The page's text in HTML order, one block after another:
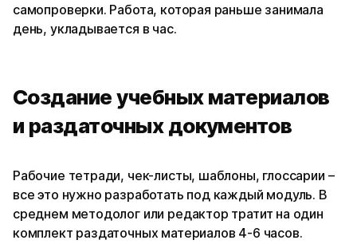
самопроверки. Работа, которая раньше занимала
день, укладывается в час.
Создание учебных материалов
и раздаточных документов
Рабочие тетради, чек-листы, шаблоны, глоссарии –
все это нужно разработать под каждый модуль. В
среднем методолог или редактор тратит на один
комплект раздаточных материалов 4-6 часов.